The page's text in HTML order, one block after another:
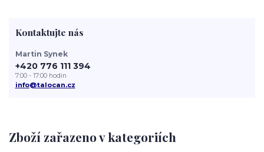
Zboží zařazeno v kategoriích
Kontaktujte nás
Martin Synek
+420 776 111 394
7:00 - 17:00 hodin
info@talocan.cz